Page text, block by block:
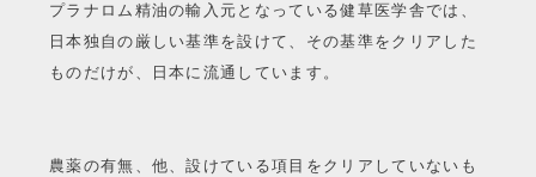
プラナロム精油の輸入元となっている健草医学舎では、
日本独自の厳しい基準を設けて、その基準をクリアした
ものだけが、日本に流通しています。
農薬の有無、他、設けている項目をクリアしていないも